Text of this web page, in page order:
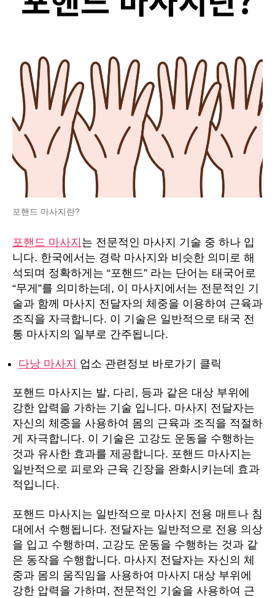
포핸드 마사지란?
포핸드 마사지 는 전문적인 마사지 기술 중 하나 입
니다. 한국에서는 경락 마사지와 비슷한 의미로 해
석되며 정확하게는 “포핸드” 라는 단어는 태국어로
“무게”를 의미하는데, 이 마사지에서는 전문적인 기
술과 함께 마사지 전달자의 체중을 이용하여 근육과
조직을 자극합니다. 이 기술은 일반적으로 태국 전
통 마사지의 일부로 간주됩니다.
다낭 마사지 업소 관련정보 바로가기 클릭
포핸드 마사지는 발, 다리, 등과 같은 대상 부위에
강한 압력을 가하는 기술 입니다. 마사지 전달자는
자신의 체중을 사용하여 몸의 근육과 조직을 적절하
게 자극합니다. 이 기술은 고강도 운동을 수행하는
것과 유사한 효과를 제공합니다. 포핸드 마사지는
일반적으로 피로와 근육 긴장을 완화시키는데 효과
적입니다.
포핸드 마사지는 일반적으로 마사지 전용 매트나 침
대에서 수행됩니다. 전달자는 일반적으로 전용 의상
을 입고 수행하며, 고강도 운동을 수행하는 것과 같
은 동작을 수행합니다. 마사지 전달자는 자신의 체
중과 몸의 움직임을 사용하여 마사지 대상 부위에
강한 압력을 가하며, 전문적인 기술을 사용하여 근